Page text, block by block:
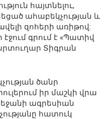
հայտնելու,
ահաբեկչության և
զոհերի առիթով:
էջում գրում է «Պատիվ
Տիգրան
ծանր
իր մաշկի վրա
ագրեսիան
հատուկ